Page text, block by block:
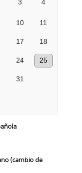
3 4
10 11
17 18
24 25
31
(cambio de